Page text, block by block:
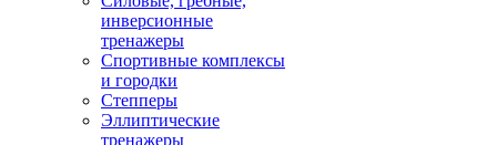
инверсионные
тренажеры
Спортивные комплексы
и городки
Степперы
Эллиптические
тренажеры